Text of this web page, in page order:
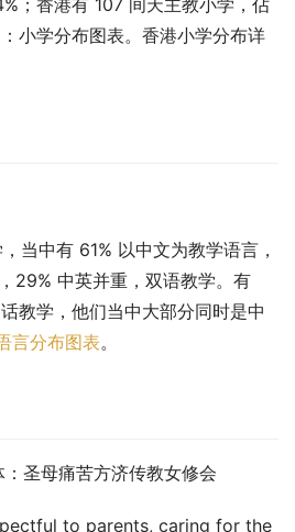
小学分布图表。香港小学分布详
当中有 61% 以中文为教学语言，
29% 中英并重，双语教学。有
教学，他们当中大部分同时是中
言分布图表。
圣母痛苦方济传教女修会
to parents, caring for the